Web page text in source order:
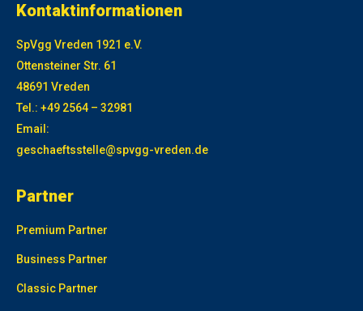
Kontaktinformationen
SpVgg Vreden 1921 e.V.
Ottensteiner Str. 61
48691 Vreden
Tel.: +49 2564 – 32981
Email:
geschaeftsstelle@spvgg-vreden.de
Partner
Premium Partner
Business Partner
Classic Partner